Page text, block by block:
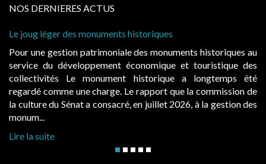
NOS DERNIERES ACTUS
Le joug léger des monuments historiques
Pour une gestion patrimoniale des monuments historiques au
service du développement économique et touristique des
collectivités Le monument historique a longtemps été
regardé comme une charge. Le rapport que la commission de
la culture du Sénat a consacré, en juillet 2026, à la gestion des
monum...
Lire la suite